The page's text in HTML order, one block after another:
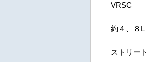
VRSC
約４、８L
ストリー